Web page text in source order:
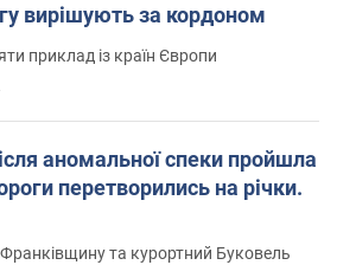
вирішують за кордоном
приклад із країн Європи
аномальної спеки пройшла
перетворились на річки.
та курортний Буковель